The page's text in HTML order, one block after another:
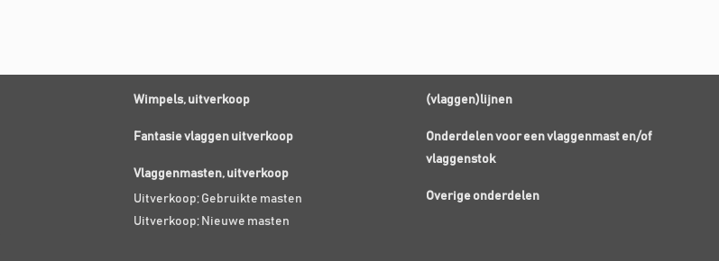
Wimpels, uitverkoop
Fantasie vlaggen uitverkoop
Vlaggenmasten, uitverkoop
Uitverkoop; Gebruikte masten
Uitverkoop; Nieuwe masten
(vlaggen)lijnen
Onderdelen voor een vlaggenmast en/of
vlaggenstok
Overige onderdelen